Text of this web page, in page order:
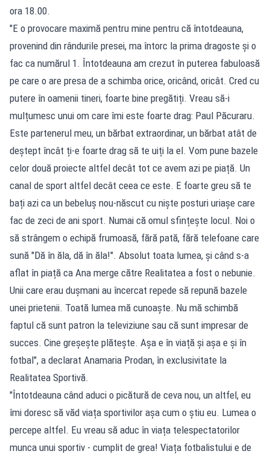
ora 18.00.
"E o provocare maximă pentru mine pentru că întotdeauna,
provenind din rândurile presei, ma întorc la prima dragoste și o
fac ca numărul 1. Întotdeauna am crezut în puterea fabuloasă
pe care o are presa de a schimba orice, oricând, oricât. Cred cu
putere în oamenii tineri, foarte bine pregătiți. Vreau să-i
mulțumesc unui om care îmi este foarte drag: Paul Păcuraru.
Este partenerul meu, un bărbat extraordinar, un bărbat atât de
deștept încât ți-e foarte drag să te uiți la el. Vom pune bazele
celor două proiecte altfel decât tot ce avem azi pe piață. Un
canal de sport altfel decât ceea ce este. E foarte greu să te
bați azi ca un bebeluș nou-născut cu niște posturi uriașe care
fac de zeci de ani sport. Numai că omul sfințește locul. Noi o
să strângem o echipă frumoasă, fără pată, fără telefoane care
sună "Dă în ăla, dă în ăla!". Absolut toata lumea, și când s-a
aflat în piață ca Ana merge către Realitatea a fost o nebunie.
Unii care erau dușmani au încercat repede să repună bazele
unei prietenii. Toată lumea mă cunoaște. Nu mă schimbă
faptul că sunt patron la televiziune sau că sunt impresar de
succes. Cine greșește plătește. Așa e în viață și așa e și în
fotbal", a declarat Anamaria Prodan, în exclusivitate la
Realitatea Sportivă.
"Întotdeauna când aduci o picătură de ceva nou, un altfel, eu
îmi doresc să văd viața sportivilor așa cum o știu eu. Lumea o
percepe altfel. Eu vreau să aduc în viața telespectatorilor
munca unui sportiv - cumplit de grea! Viața fotbalistului e de